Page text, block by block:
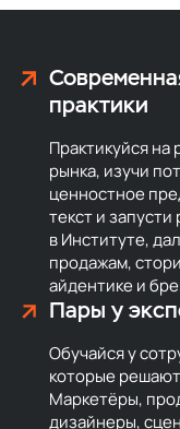
практики
Практикуйся
рынка, изучи
ценностное
текст и
в Институте,
продажам,
айдентике и
Пары у
Обучайся у
которые
Маркетёры,
дизайнеры,